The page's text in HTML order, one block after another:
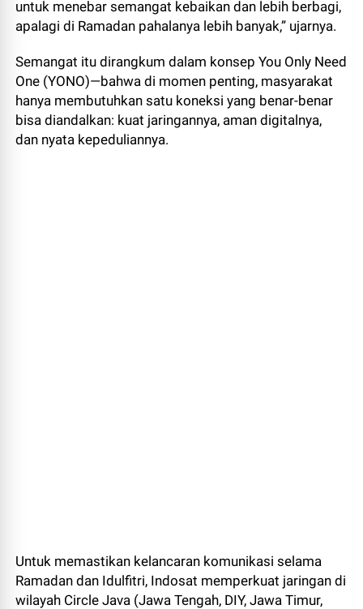
untuk menebar semangat kebaikan dan lebih berbagi,
apalagi di Ramadan pahalanya lebih banyak,” ujarnya.
Semangat itu dirangkum dalam konsep You Only Need
One (YONO)—bahwa di momen penting, masyarakat
hanya membutuhkan satu koneksi yang benar-benar
bisa diandalkan: kuat jaringannya, aman digitalnya,
dan nyata kepeduliannya.
Untuk memastikan kelancaran komunikasi selama
Ramadan dan Idulfitri, Indosat memperkuat jaringan di
wilayah Circle Java (Jawa Tengah, DIY, Jawa Timur,